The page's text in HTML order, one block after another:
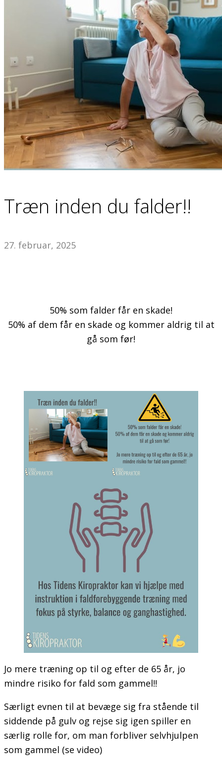
Babymotorik
Kolik baby
Kranieasymmetri
Træn inden du falder!!
27. februar, 2025
50% som falder får en skade!
50% af dem får en skade og kommer aldrig til at
gå som før!
Jo mere træning op til og efter de 65 år, jo
mindre risiko for fald som gammel!!
Særligt evnen til at bevæge sig fra stående til
siddende på gulv og rejse sig igen spiller en
særlig rolle for, om man forbliver selvhjulpen
som gammel (se video)